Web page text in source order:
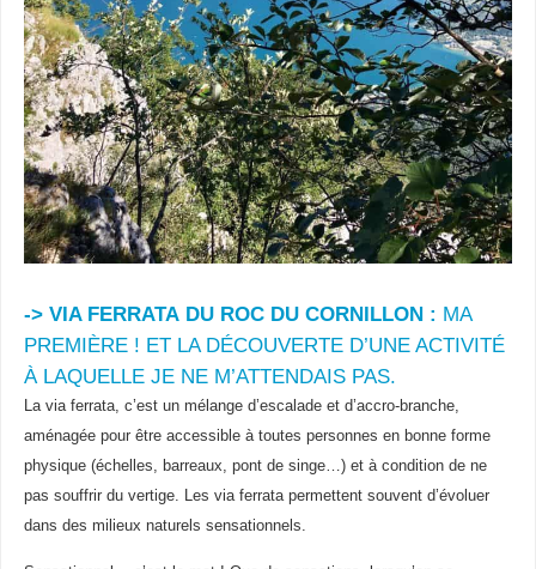
-> VIA FERRATA DU ROC DU CORNILLON : MA
PREMIÈRE ! ET LA DÉCOUVERTE D’UNE ACTIVITÉ
À LAQUELLE JE NE M’ATTENDAIS PAS.
La via ferrata, c’est un mélange d’escalade et d’accro-branche,
aménagée pour être accessible à toutes personnes en bonne forme
physique (échelles, barreaux, pont de singe…) et à condition de ne
pas souffrir du vertige. Les via ferrata permettent souvent d’évoluer
dans des milieux naturels sensationnels.